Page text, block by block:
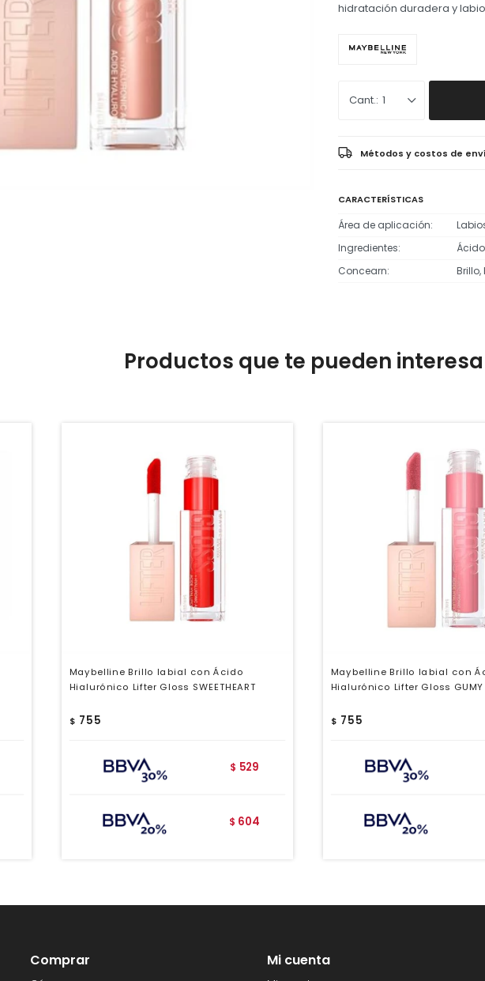
hidratación duradera y
1
Métodos y costos de
CARACTERÍSTICAS
Área de aplicación
Ingredientes
Concearn
Productos que te pueden
Maybelline Brillo labial con Ácido
Hialurónico Lifter Gloss SWEETHEART
$ 755
$ 529
$ 604
Maybelline Brillo labial con
Hialurónico Lifter Gloss GUMY
$ 755
Comprar Mi cuenta